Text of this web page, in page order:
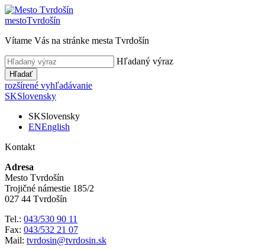
mestoTvrdošín
Vítame Vás na stránke mesta Tvrdošín
Hľadaný výraz
Hľadať
rozšírené vyhľadávanie
SKSlovensky
SKSlovensky
ENEnglish
Kontakt
Adresa
Mesto Tvrdošín
Trojičné námestie 185/2
027 44 Tvrdošín
Tel.: 043/530 90 11
Fax: 043/532 21 07
Mail: tvrdosin@tvrdosin.sk